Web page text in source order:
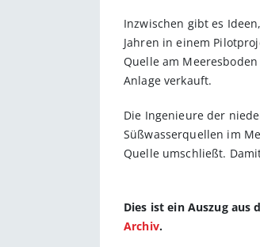
Inzwischen gibt es
Jahren in einem
Quelle am
Anlage verkauft.
Die Ingenieure der
Süßwasserquellen im
Quelle umschließt.
Dies ist ein Auszug aus
Archiv.